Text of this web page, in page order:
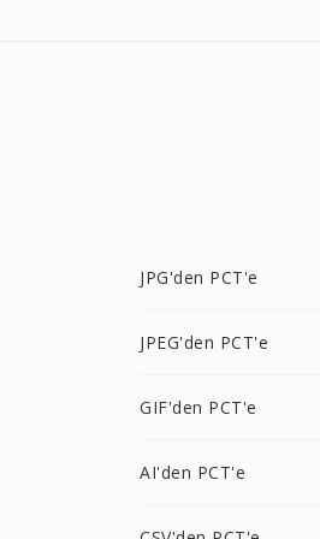
JPG'den PCT'e
JPEG'den PCT'e
GIF'den PCT'e
AI'den PCT'e